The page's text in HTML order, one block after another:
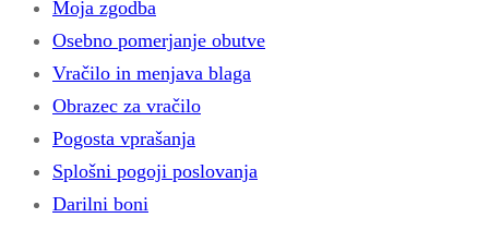
Moja zgodba
Osebno pomerjanje obutve
Vračilo in menjava blaga
Obrazec za vračilo
Pogosta vprašanja
Splošni pogoji poslovanja
Darilni boni